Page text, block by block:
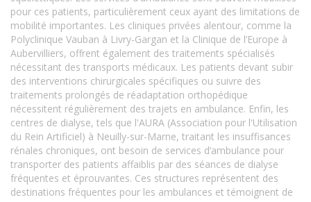
pour ces patients, particulièrement ceux ayant des limitations de
mobilité importantes. Les cliniques privées alentour, comme la
Polyclinique Vauban à Livry-Gargan et la Clinique de l’Europe à
Aubervilliers, offrent également des traitements spécialisés
nécessitant des transports médicaux. Les patients devant subir
des interventions chirurgicales spécifiques ou suivre des
traitements prolongés de réadaptation orthopédique
nécessitent régulièrement des trajets en ambulance. Enfin, les
centres de dialyse, tels que l'AURA (Association pour l'Utilisation
du Rein Artificiel) à Neuilly-sur-Marne, traitant les insuffisances
rénales chroniques, ont besoin de services d’ambulance pour
transporter des patients affaiblis par des séances de dialyse
fréquentes et éprouvantes. Ces structures représentent des
destinations fréquentes pour les ambulances et témoignent de